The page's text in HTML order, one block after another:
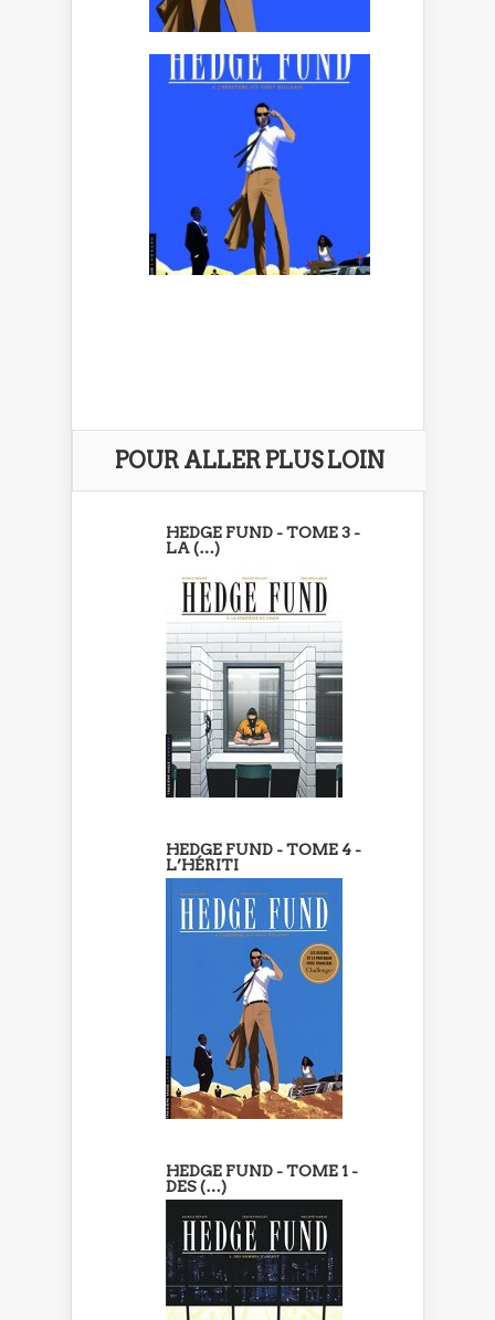
POUR ALLER PLUS LOIN
HEDGE FUND - TOME 3 -
LA (…)
HEDGE FUND - TOME 4 -
L’HÉRITI
HEDGE FUND - TOME 1 -
DES (…)